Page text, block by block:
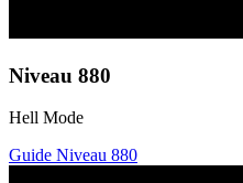
Niveau 880
Hell Mode
Guide Niveau 880